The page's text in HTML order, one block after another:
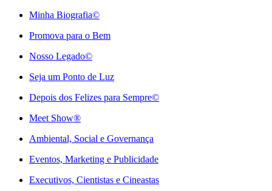
Minha Biografia©
Promova para o Bem
Nosso Legado©
Seja um Ponto de Luz
Depois dos Felizes para Sempre©️
Meet Show®
Ambiental, Social e Governança
Eventos, Marketing e Publicidade
Executivos, Cientistas e Cineastas